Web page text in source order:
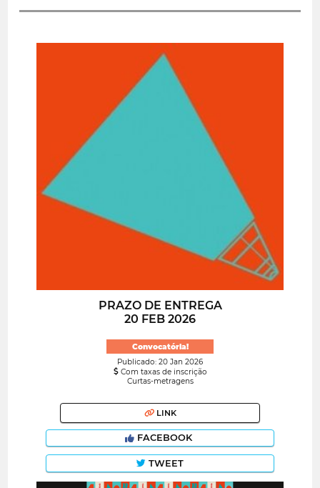
PRAZO DE ENTREGA
20 FEB 2026
Convocatória!
Publicado: 20 Jan 2026
Com taxas de inscrição
Curtas-metragens
LINK
FACEBOOK
TWEET